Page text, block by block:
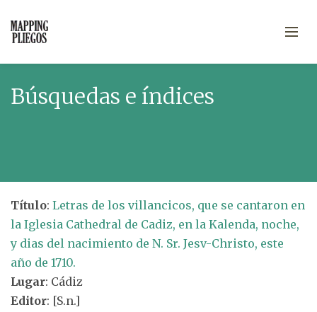
Búsquedas e índices
Título: Letras de los villancicos, que se cantaron en
la Iglesia Cathedral de Cadiz, en la Kalenda, noche,
y dias del nacimiento de N. Sr. Jesv-Christo, este
año de 1710.
Lugar: Cádiz
Editor: [S.n.]